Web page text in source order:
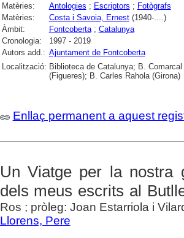
Matèries: Antologies ; Escriptors ; Fotògrafs
Matèries:
Costa i Savoia, Ernest(1940-....)
Àmbit:
Fontcoberta; Catalunya
Cronologia:
1997 - 2019
Autors add.: Ajuntament de Fontcoberta
Localització: Biblioteca de Catalunya; B.
(Figueres); B. Carles Rahola (Girona)
Enllaç permanent a aquest
Un Viatge per la nostra
dels meus escrits al
Ros ; pròleg: Joan Estarriola i
Llorens, Pere